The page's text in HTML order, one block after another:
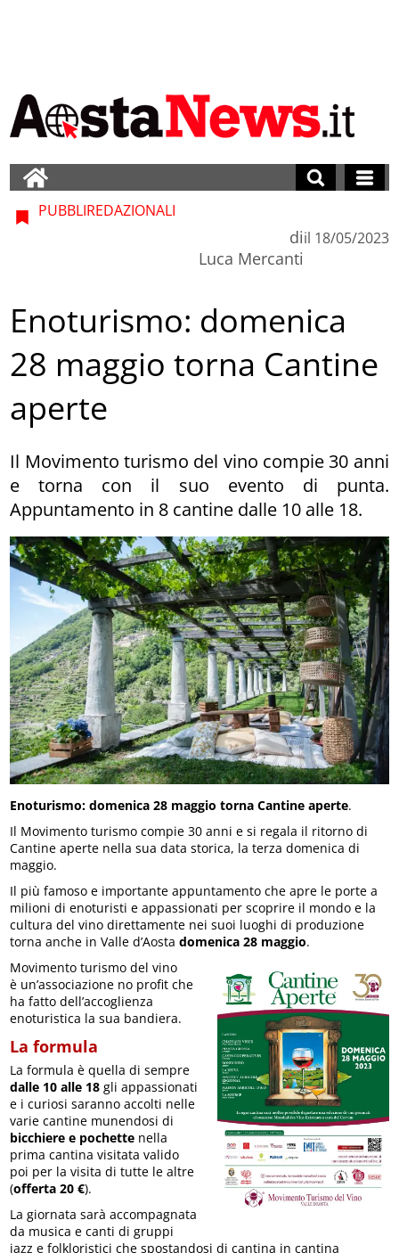
PUBBLIREDAZIONALI
di
Luca Mercanti
il 18/05/2023
Enoturismo: domenica
28 maggio torna Cantine
aperte
Il Movimento turismo del vino compie 30 anni
e torna con il suo evento di punta.
Appuntamento in 8 cantine dalle 10 alle 18.
Enoturismo: domenica 28 maggio torna Cantine aperte.
Il Movimento turismo compie 30 anni e si regala il ritorno di
Cantine aperte nella sua data storica, la terza domenica di
maggio.
Il più famoso e importante appuntamento che apre le porte a
milioni di enoturisti e appassionati per scoprire il mondo e la
cultura del vino direttamente nei suoi luoghi di produzione
torna anche in Valle d’Aostadomenica 28 maggio.
Movimento turismo del vino
è un’associazione no profit che
ha fatto dell’accoglienza
enoturistica la sua bandiera.
La formula
La formula è quella di sempre
dalle 10 alle 18 gli appassionati
e i curiosi saranno accolti nelle
varie cantine munendosi di
bicchiere e pochette nella
prima cantina visitata valido
poi per la visita di tutte le altre
(offerta 20 €).
La giornata sarà accompagnata
da musica e canti di gruppi
jazz e folkloristici che spostandosi di cantina in cantina